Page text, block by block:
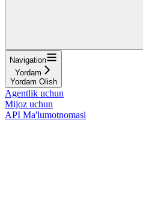
Navigation
Yordam
Yordam Olish
Agentlik uchun
Mijoz uchun
API Ma'lumotnomasi